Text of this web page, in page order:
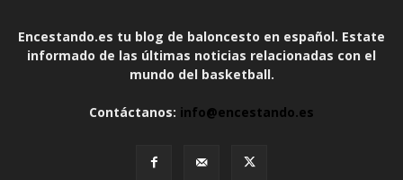
Encestando.es tu blog de baloncesto en español. Estate
informado de las últimas noticias relacionadas con el
mundo del basketball.
Contáctanos: info@encestando.es